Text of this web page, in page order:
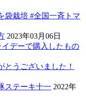
袋栽培 #全国一斉トマ
2023年03月06日
イデーで購入したもの
とうございました！
ステーキ十一 2022年